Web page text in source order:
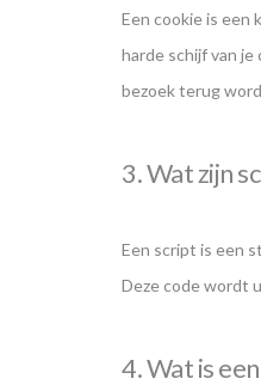
Een cookie is een
harde schijf van
bezoek terug
3. Wat zijn
Een script is een
Deze code wordt
4. Wat is